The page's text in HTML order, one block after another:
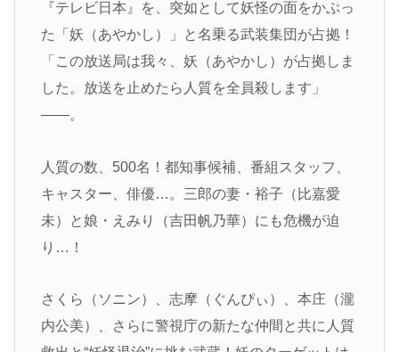
『テレビ日本』を、突如として妖怪の面をかぶっ
た「妖（あやかし）」と名乗る武装集団が占拠！
「この放送局は我々、妖（あやかし）が占拠しま
した。放送を止めたら人質を全員殺します」
――。
人質の数、500名！都知事候補、番組スタッフ、
キャスター、俳優…。三郎の妻・裕子（比嘉愛
未）と娘・えみり（吉田帆乃華）にも危機が迫
り…！
さくら（ソニン）、志摩（ぐんぴぃ）、本庄（瀧
内公美）、さらに警視庁の新たな仲間と共に人質